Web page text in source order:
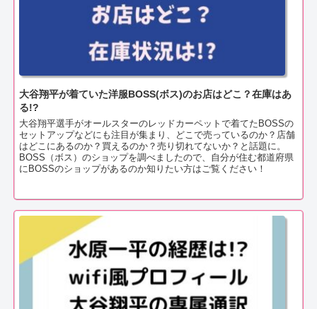
大谷翔平が着ていた洋服BOSS(ボス)のお店はどこ？在庫はあ
る!?
大谷翔平選手がオールスターのレッドカーペットで着てたBOSSの
セットアップなどにも注目が集まり、どこで売っているのか？店舗
はどこにあるのか？買えるのか？売り切れてないか？と話題に。
BOSS（ボス）のショップを調べましたので、自分が住む都道府県
にBOSSのショップがあるのか知りたい方はご覧ください！